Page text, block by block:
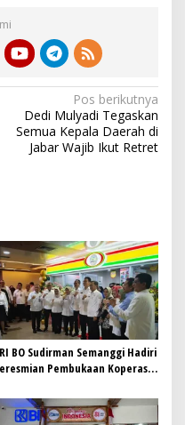
Pos berikutnya
Dedi Mulyadi Tegaskan
Semua Kepala Daerah di
Jabar Wajib Ikut Retret
BO Sudirman Semanggi Hadiri
Pembukaan Koperasi